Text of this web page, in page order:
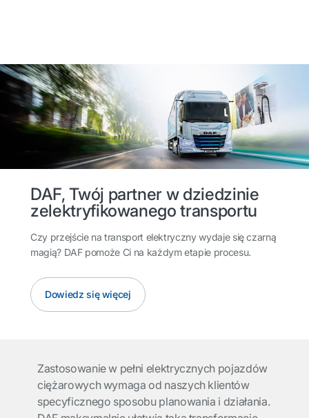
DAF, Twój partner w dziedzinie
zelektryfikowanego transportu
Czy przejście na transport elektryczny wydaje się czarną
magią? DAF pomoże Ci na każdym etapie procesu.
Dowiedz się więcej
Zastosowanie w pełni elektrycznych pojazdów
ciężarowych wymaga od naszych klientów
specyficznego sposobu planowania i działania.